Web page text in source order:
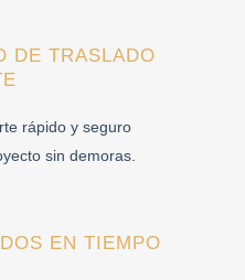
DE TRASLADO
rápido y seguro
sin demoras.
EN TIEMPO